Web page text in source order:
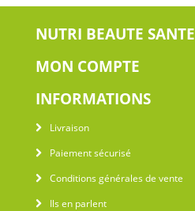
NUTRI BEAUTE SANTE
MON COMPTE
INFORMATIONS
Livraison
Paiement sécurisé
Conditions générales de vente
Ils en parlent